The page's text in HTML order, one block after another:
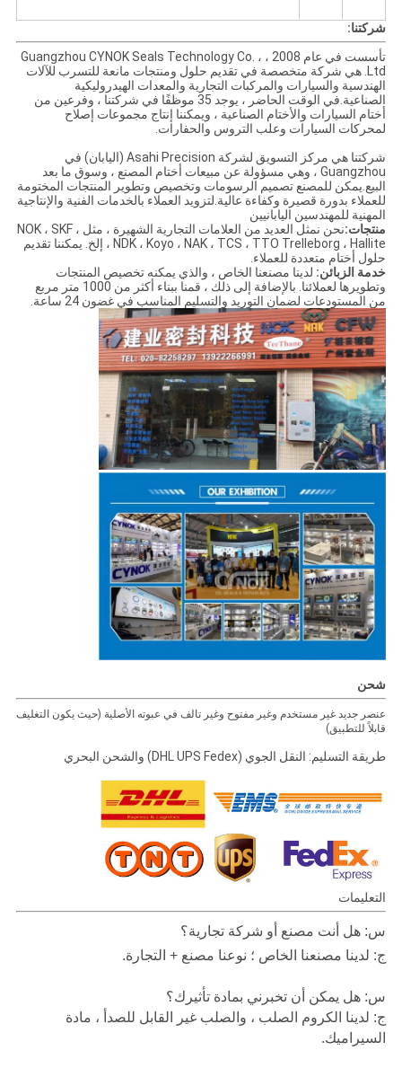
شركتنا:
تأسست في عام 2008 ، Guangzhou CYNOK Seals Technology Co. ،
Ltd. هي شركة متخصصة في تقديم حلول ومنتجات مانعة للتسرب للآلات
الهندسية والسيارات والمركبات التجارية والمعدات الهيدروليكية
الصناعية.في الوقت الحاضر ، يوجد 35 موظفًا في شركتنا ، وفرعين من
أختام السيارات والأختام الصناعية ، ويمكننا إنتاج مجموعات إصلاح
لمحركات السيارات وعلب التروس والحفارات.
شركتنا هي مركز التسويق لشركة Asahi Precision (اليابان) في
Guangzhou ، وهي مسؤولة عن مبيعات أختام المصنع ، وسوق ما بعد
البيع.يمكن للمصنع تصميم الرسومات وتخصيص وتطوير المنتجات المختومة
للعملاء بدورة قصيرة وكفاءة عالية.لتزويد العملاء بالخدمات الفنية والإنتاجية
المهنية للمهندسين اليابانيين
منتجات:
نحن نمثل العديد من العلامات التجارية الشهيرة ، مثل NOK ، SKF ،
NDK ، Koyo ، NAK ، TCS ، TTO Trelleborg ، Hallite ، إلخ. يمكننا تقديم
حلول أختام متعددة للعملاء.
خدمة الزبائن: لدينا مصنعنا الخاص ، والذي يمكنه تخصيص المنتجات
وتطويرها لعملائنا. بالإضافة إلى ذلك ، قمنا ببناء أكثر من 1000 متر مربع
من المستودعات لضمان التوريد والتسليم المناسب في غضون 24 ساعة.
شحن
عنصر جديد غير مستخدم وغير مفتوح وغير تالف في عبوته الأصلية (حيث يكون التغليف
قابلاً للتطبيق)
طريقة التسليم: النقل الجوي (DHL UPS Fedex) والشحن البحري
التعليمات
س: هل أنت مصنع أو شركة تجارية؟
ج: لدينا مصنعنا الخاص ؛ نوعنا مصنع + التجارة.
س: هل يمكن أن تخبرني بمادة تأثيرك؟
ج: لدينا الكروم الصلب ، والصلب غير القابل للصدأ ، مادة
السيراميك.